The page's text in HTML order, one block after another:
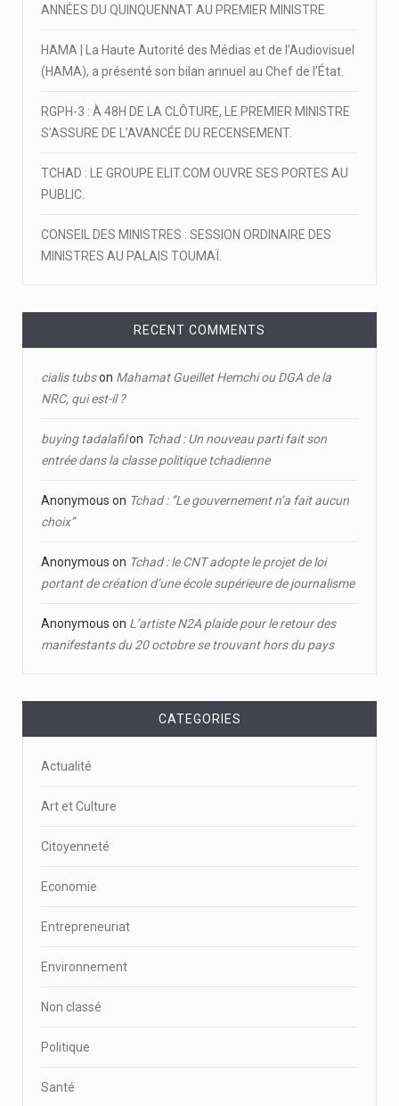
ANNÉES DU QUINQUENNAT AU PREMIER MINISTRE.
HAMA | La Haute Autorité des Médias et de l’Audiovisuel
(HAMA), a présenté son bilan annuel au Chef de l’État.
RGPH-3 : À 48H DE LA CLÔTURE, LE PREMIER MINISTRE
S’ASSURE DE L’AVANCÉE DU RECENSEMENT.
TCHAD : LE GROUPE ELIT.COM OUVRE SES PORTES AU
PUBLIC.
CONSEIL DES MINISTRES : SESSION ORDINAIRE DES
MINISTRES AU PALAIS TOUMAÏ.
RECENT COMMENTS
cialis tubson Mahamat Gueillet Hemchi ou DGA de la
NRC, qui est-il ?
buying tadalafilon Tchad : Un nouveau parti fait son
entrée dans la classe politique tchadienne
Anonymous on Tchad : ‘’Le gouvernement n’a fait aucun
choix’’
Anonymous on Tchad : le CNT adopte le projet de loi
portant de création d’une école supérieure de journalisme
Anonymous on L’artiste N2A plaide pour le retour des
manifestants du 20 octobre se trouvant hors du pays
CATEGORIES
Actualité
Art et Culture
Citoyenneté
Economie
Entrepreneuriat
Environnement
Non classé
Politique
Santé